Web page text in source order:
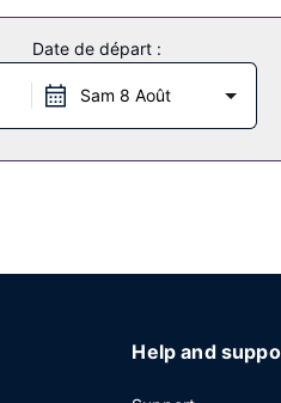
Date de départ :
Sam 8 Août
Help and